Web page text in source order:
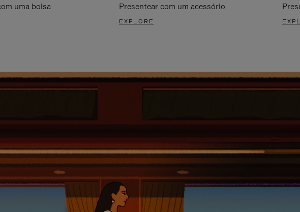
uma bolsa Presentear com um acessório
EXPLORE